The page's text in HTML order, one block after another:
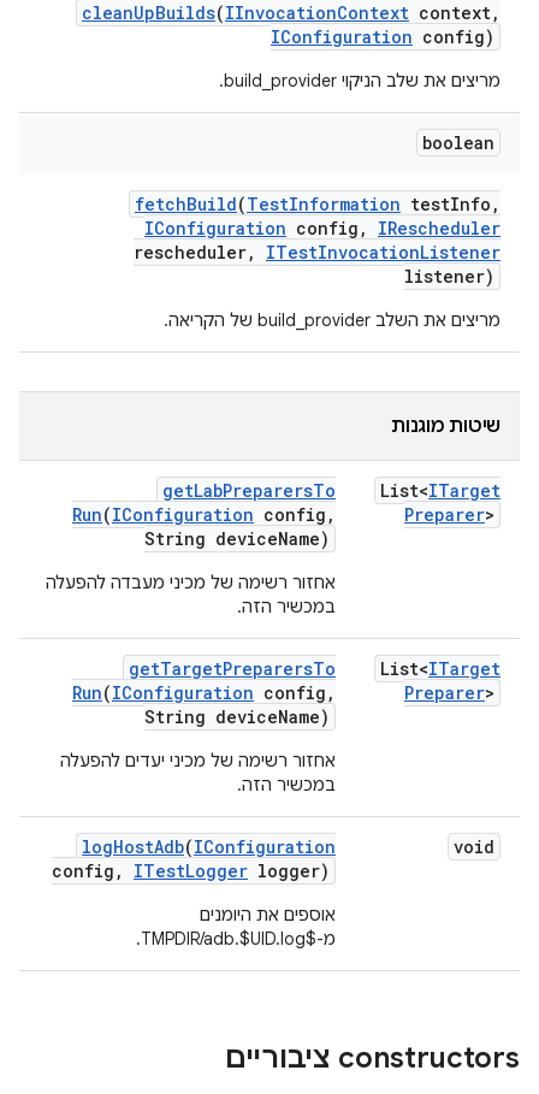
cleanUpBuilds(IInvocationContext context,
IConfiguration config)
מריצים את שלב הניקוי build_provider.
boolean
fetchBuild(TestInformation testInfo ,
IConfiguration config ,
IRescheduler
rescheduler, ITestInvocationListener
listener)
מריצים את השלב build_provider של הקריאה.
שיטות מוגנות
List<ITarget
Preparer>
getLabPreparersTo
Run(IConfiguration config ,
String deviceName)
אחזור רשימה של מכיני מעבדה להפעלה
במכשיר הזה.
List<ITarget
Preparer>
getTargetPreparersTo
Run(IConfiguration config ,
String deviceName)
אחזור רשימה של מכיני יעדים להפעלה
במכשיר הזה.
void
logHostAdb(IConfiguration
config , ITestLogger logger)
אוספים את היומנים
מ-$TMPDIR/adb.$UID.log.
‫constructors ציבוריים